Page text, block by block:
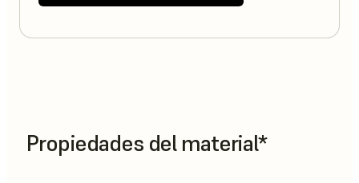
Propiedades del material*